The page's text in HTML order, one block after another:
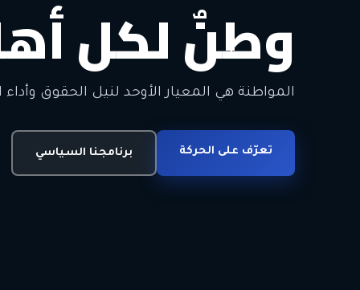
وطنٌ لكل
المواطنة هي المعيار الأوحد لنيل الحقوق وأداء
تعرّف على الحركة برنامجنا السياسي
معاً من أجل
الحرية • الوحدة • السلام • الديمقراطية
انضم للحركة اتصل بنا